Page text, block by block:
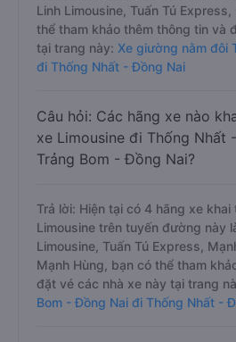
Linh Limousine, Tuấn Tú
thể tham khảo thêm thông tin và
tại trang này: Xe giường nằm đôi
đi Thống Nhất - Đồng Nai
Câu hỏi: Các hãng xe nào
xe Limousine đi Thống Nhất
Trảng Bom - Đồng Nai?
Trả lời: Hiện tại có 4 hãng xe
Limousine trên tuyến đường này
Limousine, Tuấn Tú Express,
Mạnh Hùng, bạn có thể tham
đặt vé các nhà xe này tại trang
Bom - Đồng Nai đi Thống Nhất -